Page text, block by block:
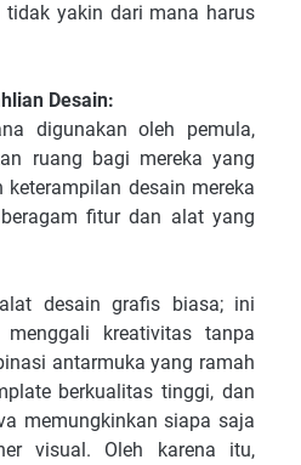
yakin dari mana harus
Desain:
digunakan oleh pemula,
ruang bagi mereka yang
desain mereka
fitur dan alat yang
desain grafis biasa; ini
kreativitas tanpa
antarmuka yang ramah
berkualitas tinggi, dan
memungkinkan siapa saja
visual. Oleh karena itu,